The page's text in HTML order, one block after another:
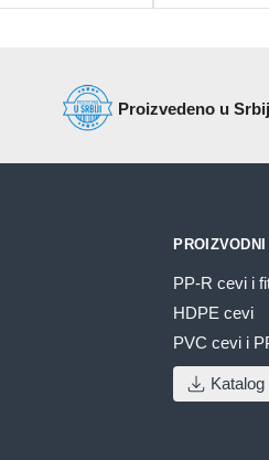
Proizvedeno u
PP-R cevi i
HDPE cevi
PVC cevi i
Katalog